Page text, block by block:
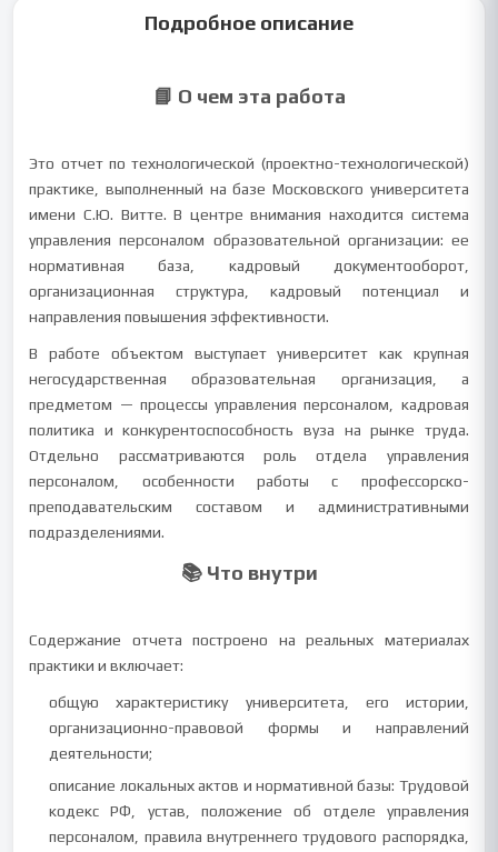
Подробное описание
📘 О чем эта работа
Это отчет по технологической (проектно-технологической)
практике, выполненный на базе Московского университета
имени С.Ю. Витте. В центре внимания находится система
управления персоналом образовательной организации: ее
нормативная база, кадровый документооборот,
организационная структура, кадровый потенциал и
направления повышения эффективности.
В работе объектом выступает университет как крупная
негосударственная образовательная организация, а
предметом — процессы управления персоналом, кадровая
политика и конкурентоспособность вуза на рынке труда.
Отдельно рассматриваются роль отдела управления
персоналом, особенности работы с профессорско-
преподавательским составом и административными
подразделениями.
📚 Что внутри
Содержание отчета построено на реальных материалах
практики и включает:
общую характеристику университета, его истории,
организационно-правовой формы и направлений
деятельности;
описание локальных актов и нормативной базы: Трудовой
кодекс РФ, устав, положение об отделе управления
персоналом, правила внутреннего трудового распорядка,